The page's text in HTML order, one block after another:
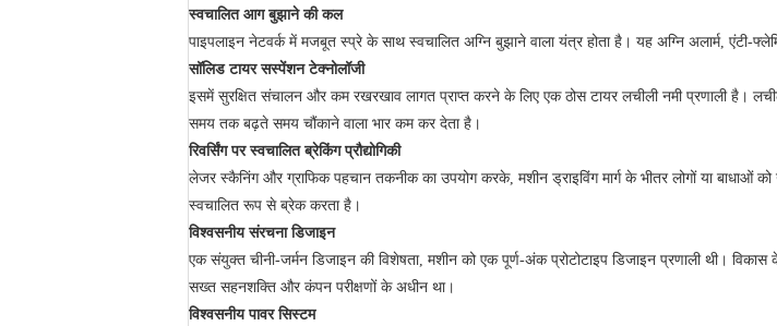
स्वचालित आग बुझाने की कल
पाइपलाइन नेटवर्क में मजबूत स्प्रे के साथ स्वचालित अग्नि बुझाने वाला यंत्र होता है। यह अग्नि अलार्म, एंटी-
सॉलिड टायर सस्पेंशन टेक्नोलॉजी
इसमें सुरक्षित संचालन और कम रखरखाव लागत प्राप्त करने के लिए एक ठोस टायर लचीली नमी प्रणाली है।
समय तक बढ़ते समय चौंकाने वाला भार कम कर देता है।
रिवर्सिंग पर स्वचालित ब्रेकिंग प्रौद्योगिकी
लेजर स्कैनिंग और ग्राफिक पहचान तकनीक का उपयोग करके, मशीन ड्राइविंग मार्ग के भीतर लोगों या बाधाओं
स्वचालित रूप से ब्रेक करता है।
विश्वसनीय संरचना डिजाइन
एक संयुक्त चीनी-जर्मन डिजाइन की विशेषता, मशीन को एक पूर्ण-अंक प्रोटोटाइप डिजाइन प्रणाली थी। विकास
सख्त सहनशक्ति और कंपन परीक्षणों के अधीन था।
विश्वसनीय पावर सिस्टम